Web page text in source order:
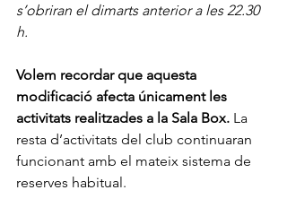
s’obriran el dimarts anterior a les 22.30
h.
Volem recordar que aquesta
modificació afecta únicament les
activitats realitzades a la Sala Box. La
resta d’activitats del club continuaran
funcionant amb el mateix sistema de
reserves habitual.